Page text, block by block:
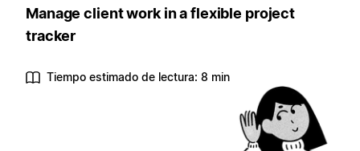
Manage client work in a flexible project
tracker
Tiempo estimado de lectura: 8 min